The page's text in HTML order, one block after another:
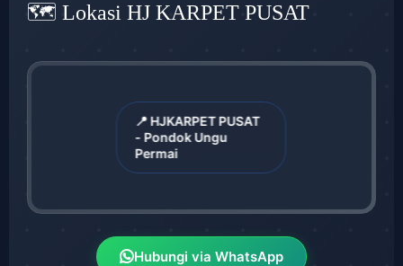
🗺️ Lokasi HJ KARPET PUSAT
📍 HJKARPET PUSAT
- Pondok Ungu
Permai
Hubungi via WhatsApp